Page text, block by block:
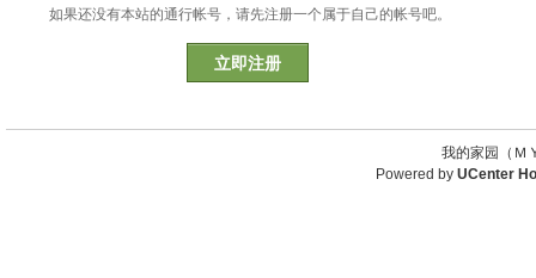
如果还没有本站的通行帐号，请先注册一个属于自己的帐号吧。
立即注册
我的家园（
Powered by UCenter